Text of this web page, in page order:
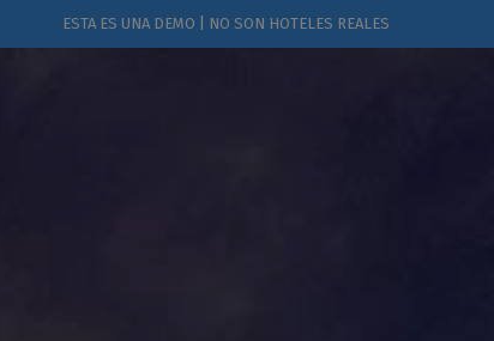
ESTA ES UNA DEMO | NO SON HOTELES REALES